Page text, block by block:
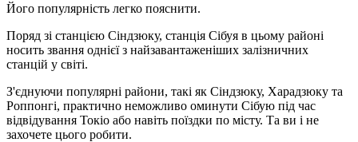
Його популярність легко пояснити.
Поряд зі станцією Сіндзюку, станція Сібуя в цьому районі
носить звання однієї з найзавантаженіших залізничних
станцій у світі.
З'єднуючи популярні райони, такі як Сіндзюку, Харадзюку та
Роппонгі, практично неможливо оминути Сібую під час
відвідування Токіо або навіть поїздки по місту. Та ви і не
захочете цього робити.